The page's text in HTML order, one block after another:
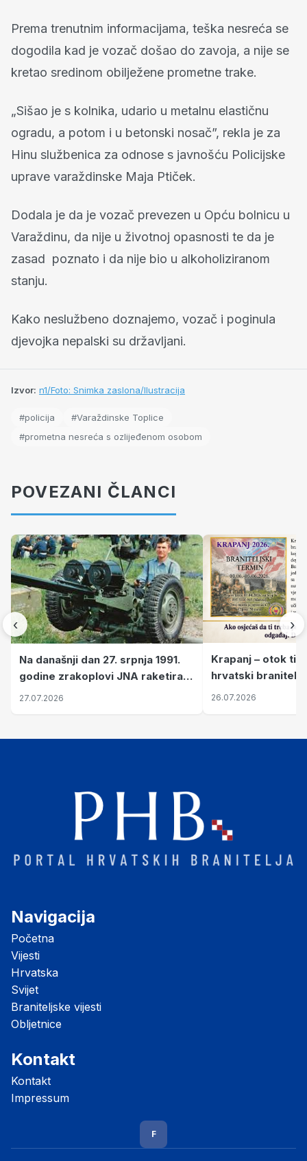
Prema trenutnim informacijama, teška nesreća se
dogodila kad je vozač došao do zavoja, a nije se
kretao sredinom obilježene prometne trake.
„Sišao je s kolnika, udario u metalnu elastičnu
ogradu, a potom i u betonski nosač”, rekla je za
Hinu službenica za odnose s javnošću Policijske
uprave varaždinske Maja Ptiček.
Dodala je da je vozač prevezen u Opću bolnicu u
Varaždinu, da nije u životnoj opasnosti te da je
zasad poznato i da nije bio u alkoholiziranom
stanju.
Kako neslužbeno doznajemo, vozač i poginula
djevojka nepalski su državljani.
Izvor: n1/Foto: Snimka zaslona/Ilustracija
#policija
#Varaždinske Toplice
#prometna nesreća s ozlijeđenom osobom
POVEZANI ČLANCI
‹
Na današnji dan 27. srpnja 1991.
godine zrakoplovi JNA raketirali
su vojarnu i obučni centar "Nikola
27.07.2026
Krapanj – otok
hrvatski branitelji
pronalaze mir
26.07.2026
›
Navigacija
Početna
Vijesti
Hrvatska
Svijet
Braniteljske vijesti
Obljetnice
Kontakt
Kontakt
Impressum
F